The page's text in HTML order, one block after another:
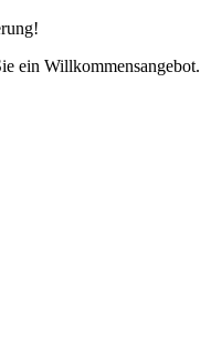
ein Willkommensangebot.